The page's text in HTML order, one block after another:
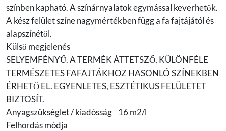
színben kapható. A színárnyalatok egymással keverhetők.
A kész felület színe nagymértékben függ a fa fajtájától és
alapszínétől.
Külső megjelenés
SELYEMFÉNYŰ. A TERMÉK ÁTTETSZŐ, KÜLÖNFÉLE
TERMÉSZETES FAFAJTÁKHOZ HASONLÓ SZÍNEKBEN
ÉRHETŐ EL. EGYENLETES, ESZTÉTIKUS FELÜLETET
BIZTOSÍT.
Anyagszükséglet / kiadósság 16 m2/l
Felhordás módja